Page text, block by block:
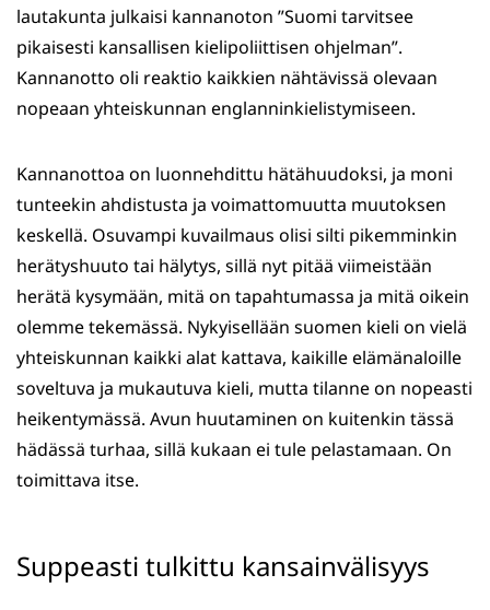
lautakunta julkaisi kannanoton ”Suomi tarvitsee
pikaisesti kansallisen kielipoliittisen ohjelman”.
Kannanotto oli reaktio kaikkien nähtävissä olevaan
nopeaan yhteiskunnan englanninkielistymiseen.
Kannanottoa on luonnehdittu hätähuudoksi, ja moni
tunteekin ahdistusta ja voimattomuutta muutoksen
keskellä. Osuvampi kuvailmaus olisi silti pikemminkin
herätyshuuto tai hälytys, sillä nyt pitää viimeistään
herätä kysymään, mitä on tapahtumassa ja mitä oikein
olemme tekemässä. Nykyisellään suomen kieli on vielä
yhteiskunnan kaikki alat kattava, kaikille elämänaloille
soveltuva ja mukautuva kieli, mutta tilanne on nopeasti
heikentymässä. Avun huutaminen on kuitenkin tässä
hädässä turhaa, sillä kukaan ei tule pelastamaan. On
toimittava itse.
Suppeasti tulkittu kansainvälisyys